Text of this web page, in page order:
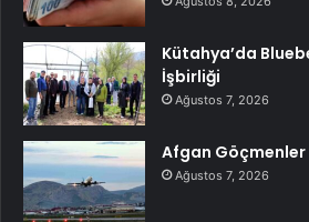
Kütahya’da
İşbirliği
Ağustos 7, 2026
Afgan Göçmenler
Ağustos 7, 2026